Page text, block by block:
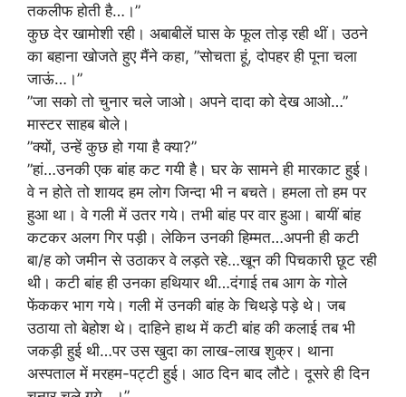
तकलीफ होती है…।”
कुछ देर खामोशी रही। अबाबीलें घास के फूल तोड़ रही थीं। उठने
का बहाना खोजते हुए मैंने कहा, ”सोचता हूं, दोपहर ही पूना चला
जाऊं…।”
”जा सको तो चुनार चले जाओ। अपने दादा को देख आओ…”
मास्टर साहब बोले।
”क्यों, उन्हें कुछ हो गया है क्या?”
”हां…उनकी एक बांह कट गयी है। घर के सामने ही मारकाट हुई।
वे न होते तो शायद हम लोग जिन्दा भी न बचते। हमला तो हम पर
हुआ था। वे गली में उतर गये। तभी बांह पर वार हुआ। बायीं बांह
कटकर अलग गिर पड़ी। लेकिन उनकी हिम्मत…अपनी ही कटी
बा/ह को जमीन से उठाकर वे लड़ते रहे…खून की पिचकारी छूट रही
थी। कटी बांह ही उनका हथियार थी…दंगाई तब आग के गोले
फेंककर भाग गये। गली में उनकी बांह के चिथड़े पड़े थे। जब
उठाया तो बेहोश थे। दाहिने हाथ में कटी बांह की कलाई तब भी
जकड़ी हुई थी…पर उस खुदा का लाख-लाख शुक्र। थाना
अस्पताल में मरहम-पट्टी हुई। आठ दिन बाद लौटे। दूसरे ही दिन